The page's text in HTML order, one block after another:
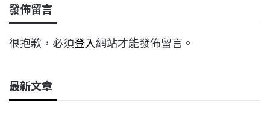
發佈留言
很抱歉，必須登入網站才能發佈留言。
最新文章